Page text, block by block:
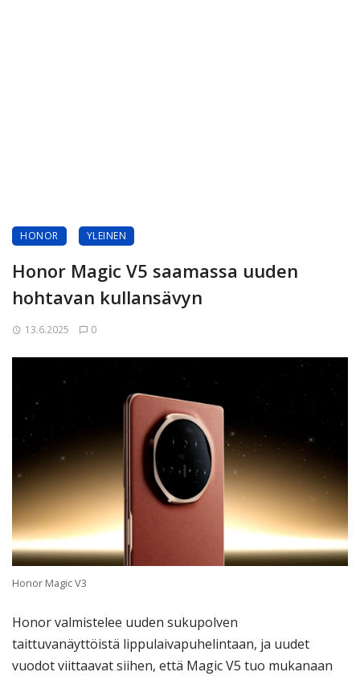
HONOR YLEINEN
Honor Magic V5 saamassa uuden
hohtavan kullansävyn
13.6.2025 0
Honor Magic V3
Honor valmistelee uuden sukupolven
taittuvanäyttöistä lippulaivapuhelintaan, ja uudet
vuodot viittaavat siihen, että Magic V5 tuo mukanaan